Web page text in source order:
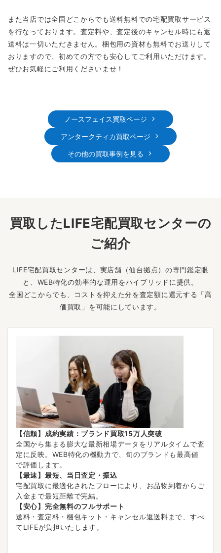
また当店では全国どこからでも送料無料での宅配買取サービス
を行なっております。査定料や、査定後のキャンセル時にも返
送料は一切いただきません。梱包用の資材も無料でお送りして
おりますので、初めての方でも安心してご利用いただけます。
ぜひお気軽にご利用くださいませ！
ノースフェイス買取ページ
アンタークティカ買取ページ
その他の買取事例を見る
買取したLIFE宅配買取センターの
ご紹介
LIFE宅配買取センターは、実店舗（仙台拠点）の専門鑑定眼
と、WEB特化の効率的な運用をハイブリッドに提供。
全国どこからでも、コストを抑えた分を査定額に還元する「高
価買取」を可能にしています。
【信頼】成約実績：ブランド買取15万人突破
全国から集まる膨大な最新相場データをリアルタイムで査
定に反映。WEB特化の機動力で、旬のブランドも最高値
で評価します。
【最速】最短、当日査定・振込
宅配買取に最適化されたフローにより、お品物到着からご
入金まで最短距離で完結。
【安心】完全無料のフルサポート
送料・査定料・梱包キット・キャンセル返送料まで、すべ
てLIFEが負担いたします。